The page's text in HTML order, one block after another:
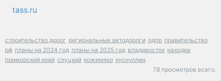
tass.ru
строительство дорог региональные автодороги лдпр правительство
рф планы на 2024 год планы на 2025 год владивосток находка
приморский край слуцкий кожемяко хуснуллин
78 просмотров всего.